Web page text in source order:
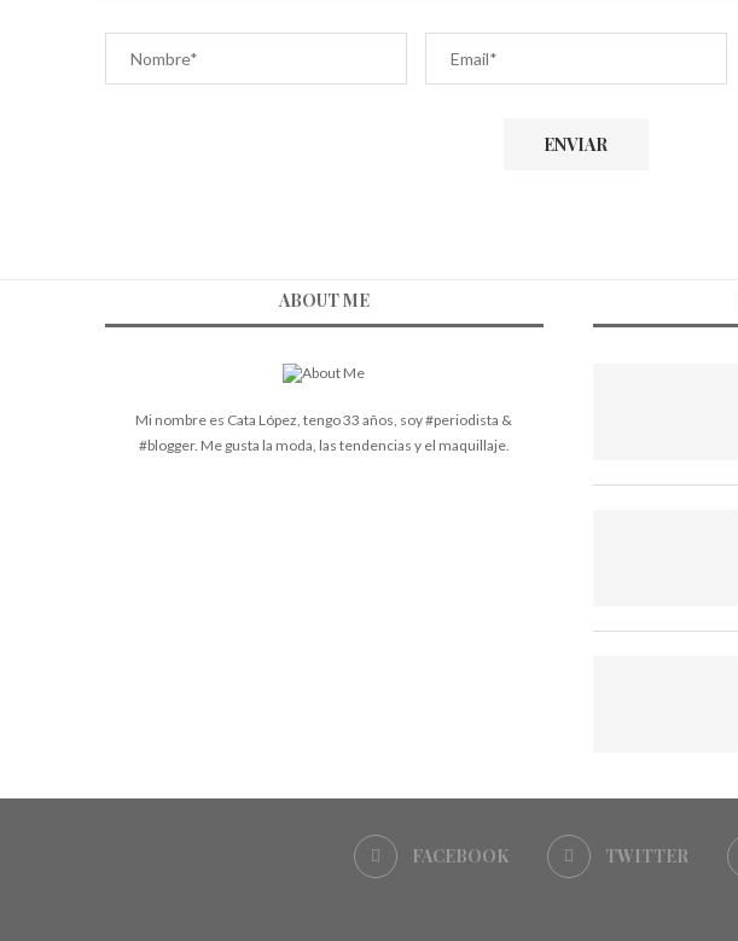
ABOUT ME
Mi nombre es Cata López, tengo 33 años, soy #periodista &
#blogger. Me gusta la moda, las tendencias y el maquillaje.
FACEBOOK TWITTER